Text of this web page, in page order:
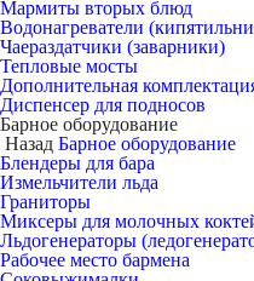
Мармиты вторых блюд
Водонагреватели
Чаераздатчики (заварники)
Тепловые мосты
Дополнительная
Диспенсер для подносов
Барное оборудование
Назад Барное оборудование
Блендеры для бара
Измельчители льда
Граниторы
Миксеры для молочных
Льдогенераторы
Рабочее место бармена